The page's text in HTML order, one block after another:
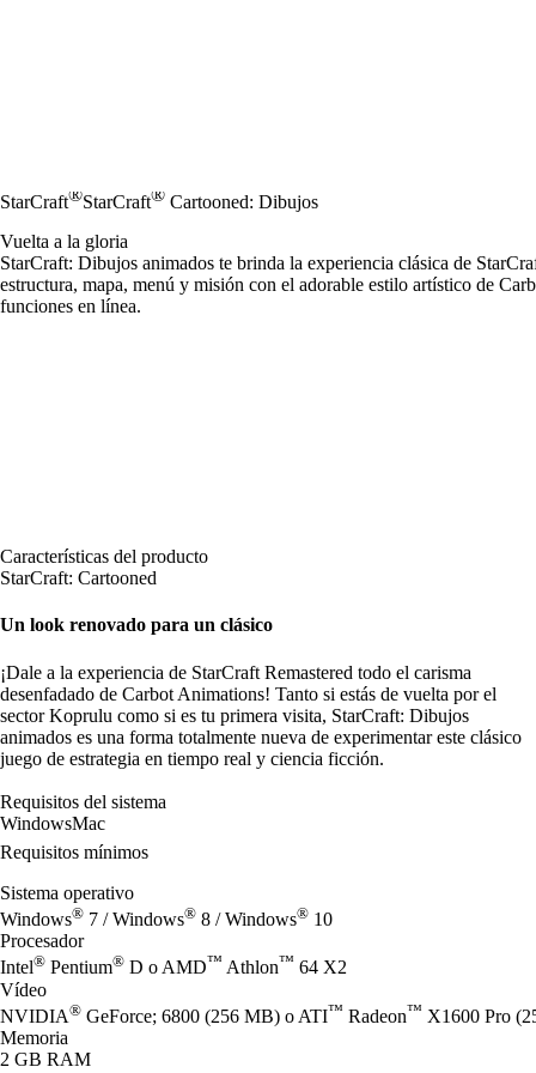
StarCraft®StarCraft® Cartooned: Dibujos
Vuelta a la gloria
StarCraft: Dibujos animados te brinda la experiencia clásica de
estructura, mapa, menú y misión con el adorable estilo artístico de
funciones en línea.
Características del producto
StarCraft: Cartooned
Un look renovado para un clásico
¡Dale a la experiencia de StarCraft Remastered todo el carisma
desenfadado de Carbot Animations! Tanto si estás de vuelta por el
sector Koprulu como si es tu primera visita, StarCraft: Dibujos
animados es una forma totalmente nueva de experimentar este clásico
juego de estrategia en tiempo real y ciencia ficción.
Requisitos del sistema
WindowsMac
Requisitos mínimos
Sistema operativo
Windows® 7 / Windows® 8 / Windows® 10
Procesador
Intel® Pentium® D o AMD™ Athlon™ 64 X2
Vídeo
NVIDIA® GeForce; 6800 (256 MB) o ATI™ Radeon™ X1600 Pro
Memoria
2 GB RAM